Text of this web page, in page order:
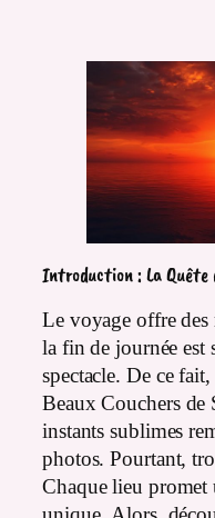
Introduction : La Quête
Le voyage offre
la fin de journée est
spectacle. De ce
Beaux Couchers de
instants sublimes
photos. Pourtant,
Chaque lieu promet